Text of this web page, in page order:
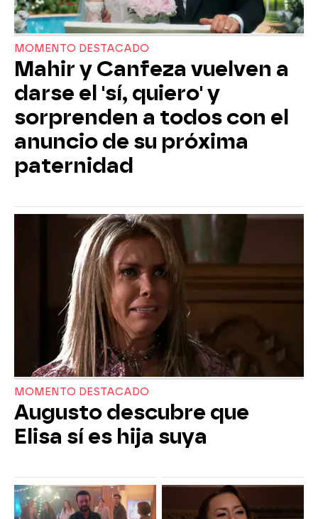
MOMENTO DESTACADO
Mahir y Canfeza vuelven a
darse el 'sí, quiero' y
sorprenden a todos con el
anuncio de su próxima
paternidad
MOMENTO DESTACADO
Augusto descubre que
Elisa sí es hija suya